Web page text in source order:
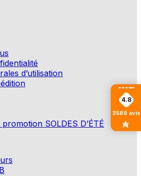
d’utilisation
SOLDES D’ÉTÉ
4.8
3589 avis